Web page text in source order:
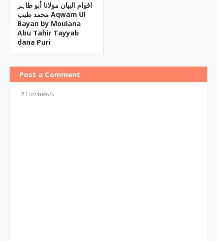
اقوام البیان مولانا أبو طاہر
محمد طیب Aqwam Ul
Bayan by Moulana
Abu Tahir Tayyab
dana Puri
Post a Comment
0 Comments